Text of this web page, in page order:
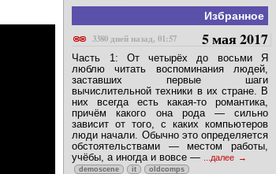
Избранное
3380 дней назад, 01:57
5 мая 2017
Часть 1: От четырёх до восьми Я
люблю читать воспоминания людей,
заставших первые шаги
вычислительной техники в их стране. В
них всегда есть какая-то романтика,
причём какого она рода — сильно
зависит от того, с каких компьютеров
люди начали. Обычно это определяется
обстоятельствами — местом работы,
учёбы, а иногда и вовсе —
...далее
demoscene it oldcomps